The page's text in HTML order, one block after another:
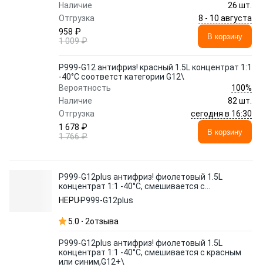
Наличие
26 шт.
Отгрузка
8 - 10 августа
958 ₽
1 009 ₽
В корзину
P999-G12 антифриз! красный 1.5L концентрат 1:1
-40°C соответст категории G12\
Вероятность
100%
Наличие
82 шт.
Отгрузка
сегодня в 16:30
1 678 ₽
1 766 ₽
В корзину
P999-G12plus антифриз! фиолетовый 1.5L
концентрат 1:1 -40°C, смешивается с
красным или синим,G12+\
HEPU P999-G12plus
5.0 2отзыва
P999-G12plus антифриз! фиолетовый 1.5L
концентрат 1:1 -40°C, смешивается с красным
или синим,G12+\